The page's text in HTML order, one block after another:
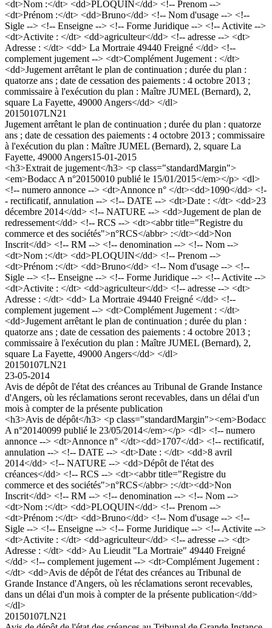
<dt>Nom :</dt> <dd>PLOQUIN</dd> <!-- Prenom -->
<dt>Prénom :</dt> <dd>Bruno</dd> <!-- Nom d'usage --> <!--
Sigle --> <!-- Enseigne --> <!-- Forme Juridique --> <!-- Activite -->
<dt>Activite : </dt> <dd>agriculteur</dd> <!-- adresse --> <dt>
Adresse : </dt> <dd> La Mortraie 49440 Freigné </dd> <!--
complement jugement --> <dt>Complément Jugement : </dt>
<dd>Jugement arrêtant le plan de continuation ; durée du plan :
quatorze ans ; date de cessation des paiements : 4 octobre 2013 ;
commissaire à l'exécution du plan : Maître JUMEL (Bernard), 2,
square La Fayette, 49000 Angers</dd> </dl>
20150107LN21
Jugement arrêtant le plan de continuation ; durée du plan : quatorze
ans ; date de cessation des paiements : 4 octobre 2013 ; commissaire
à l'exécution du plan : Maître JUMEL (Bernard), 2, square La
Fayette, 49000 Angers15-01-2015
<h3>Extrait de jugement</h3> <p class="standardMargin">
<em>Bodacc A n°20150010 publié le 15/01/2015</em></p> <dl>
<!-- numero annonce --> <dt>Annonce n° </dt><dd>1090</dd> <!-
- rectificatif, annulation --> <!-- DATE --> <dt>Date : </dt> <dd>23
décembre 2014</dd> <!-- NATURE --> <dd>Jugement de plan de
redressement</dd> <!-- RCS --> <dt><abbr title="Registre du
commerce et des sociétés">n°RCS</abbr> :</dt><dd>Non
Inscrit</dd> <!-- RM --> <!-- denomination --> <!-- Nom -->
<dt>Nom :</dt> <dd>PLOQUIN</dd> <!-- Prenom -->
<dt>Prénom :</dt> <dd>Bruno</dd> <!-- Nom d'usage --> <!--
Sigle --> <!-- Enseigne --> <!-- Forme Juridique --> <!-- Activite -->
<dt>Activite : </dt> <dd>agriculteur</dd> <!-- adresse --> <dt>
Adresse : </dt> <dd> La Mortraie 49440 Freigné </dd> <!--
complement jugement --> <dt>Complément Jugement : </dt>
<dd>Jugement arrêtant le plan de continuation ; durée du plan :
quatorze ans ; date de cessation des paiements : 4 octobre 2013 ;
commissaire à l'exécution du plan : Maître JUMEL (Bernard), 2,
square La Fayette, 49000 Angers</dd> </dl>
20150107LN21
23-05-2014
Avis de dépôt de l'état des créances au Tribunal de Grande Instance
d'Angers, où les réclamations seront recevables, dans un délai d'un
mois à compter de la présente publication
<h3>Avis de dépôt</h3> <p class="standardMargin"><em>Bodacc
A n°20140099 publié le 23/05/2014</em></p> <dl> <!-- numero
annonce --> <dt>Annonce n° </dt><dd>1707</dd> <!-- rectificatif,
annulation --> <!-- DATE --> <dt>Date : </dt> <dd>8 avril
2014</dd> <!-- NATURE --> <dd>Dépôt de l'état des
créances</dd> <!-- RCS --> <dt><abbr title="Registre du
commerce et des sociétés">n°RCS</abbr> :</dt><dd>Non
Inscrit</dd> <!-- RM --> <!-- denomination --> <!-- Nom -->
<dt>Nom :</dt> <dd>PLOQUIN</dd> <!-- Prenom -->
<dt>Prénom :</dt> <dd>Bruno</dd> <!-- Nom d'usage --> <!--
Sigle --> <!-- Enseigne --> <!-- Forme Juridique --> <!-- Activite -->
<dt>Activite : </dt> <dd>agriculteur</dd> <!-- adresse --> <dt>
Adresse : </dt> <dd> Au Lieudit "La Mortraie" 49440 Freigné
</dd> <!-- complement jugement --> <dt>Complément Jugement :
</dt> <dd>Avis de dépôt de l'état des créances au Tribunal de
Grande Instance d'Angers, où les réclamations seront recevables,
dans un délai d'un mois à compter de la présente publication</dd>
</dl>
20150107LN21